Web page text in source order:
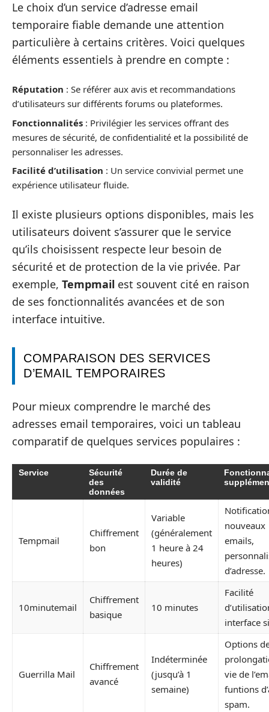
Le choix d’un service d’adresse email
temporaire fiable demande une attention
particulière à certains critères. Voici quelques
éléments essentiels à prendre en compte :
Réputation : Se référer aux avis et recommandations
d’utilisateurs sur différents forums ou plateformes.
Fonctionnalités : Privilégier les services offrant des
mesures de sécurité, de confidentialité et la possibilité de
personnaliser les adresses.
Facilité d’utilisation : Un service convivial permet une
expérience utilisateur fluide.
Il existe plusieurs options disponibles, mais les
utilisateurs doivent s’assurer que le service
qu’ils choisissent respecte leur besoin de
sécurité et de protection de la vie privée. Par
exemple, Tempmail est souvent cité en raison
de ses fonctionnalités avancées et de son
interface intuitive.
COMPARAISON DES SERVICES
D’EMAIL TEMPORAIRES
Pour mieux comprendre le marché des
adresses email temporaires, voici un tableau
comparatif de quelques services populaires :
Service
Sécurité
des
données
Durée de
validité
Tempmail
Chiffrement
bon
Variable
(généralement
1 heure à 24
heures)
nouveaux
emails,
d’adresse.
10minutemail
Chiffrement
basique
10 minutes
Facilité
interface
Guerrilla Mail
Chiffrement
avancé
Indéterminée
(jusqu’à 1
semaine)
Options
vie de
funtions
spam.